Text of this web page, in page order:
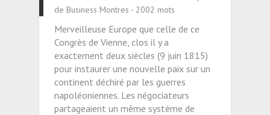
de Business Montres - 2002 mots
Merveilleuse Europe que celle de ce
Congrès de Vienne, clos il y a
exactement deux siècles (9 juin 1815)
pour instaurer une nouvelle paix sur un
continent déchiré par les guerres
napoléoniennes. Les négociateurs
partageaient un même système de